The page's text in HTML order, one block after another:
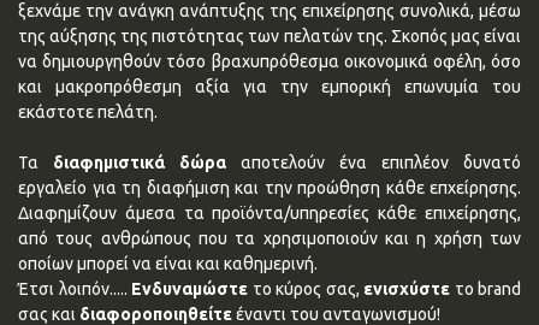
ξεχνάμε την ανάγκη ανάπτυξης της επιχείρησης συνολικά, μέσω
της αύξησης της πιστότητας των πελατών της. Σκοπός μας είναι
να δημιουργηθούν τόσο βραχυπρόθεσμα οικονομικά οφέλη, όσο
και μακροπρόθεσμη αξία για την εμπορική επωνυμία του
εκάστοτε πελάτη.
Τα διαφημιστικά δώρα αποτελούν ένα επιπλέον δυνατό
εργαλείο για τη διαφήμιση και την προώθηση κάθε επχείρησης.
Διαφημίζουν άμεσα τα προϊόντα/υπηρεσίες κάθε επιχείρησης,
από τους ανθρώπους που τα χρησιμοποιούν και η χρήση των
οποίων μπορεί να είναι και καθημερινή.
Έτσι λοιπόν..... Ενδυναμώστε το κύρος σας, ενισχύστε το brand
σας και διαφοροποιηθείτεέναντι του ανταγωνισμού!